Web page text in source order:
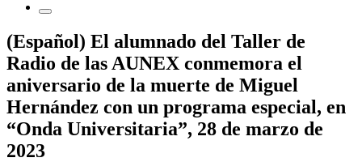
(Español) El alumnado del Taller de
Radio de las AUNEX conmemora el
aniversario de la muerte de Miguel
Hernández con un programa especial, en
“Onda Universitaria”, 28 de marzo de
2023